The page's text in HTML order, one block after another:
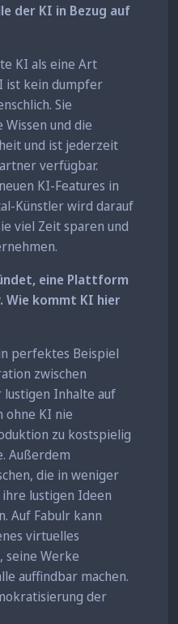
der KI in Bezug auf
KI als eine Art
ist kein dumpfer
Sie
und die
und ist jederzeit
verfügbar.
KI-Features in
Künstler wird darauf
viel Zeit sparen und
eine Plattform
Wie kommt KI hier
perfektes Beispiel
zwischen
lustigen Inhalte auf
ohne KI nie
zu kostspielig
Außerdem
die in weniger
lustigen Ideen
Auf Fabulr kann
virtuelles
seine Werke
auffindbar machen.
der